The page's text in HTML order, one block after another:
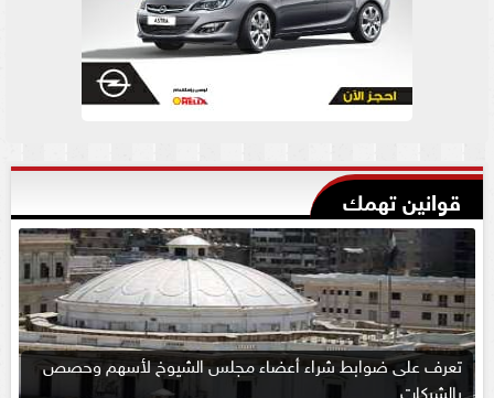
قوانين تهمك
تعرف على ضوابط شراء أعضاء مجلس الشيوخ لأسهم وحصص
بالشركات